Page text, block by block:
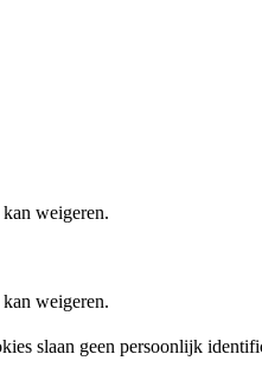
weigeren.
weigeren.
slaan geen persoonlijk